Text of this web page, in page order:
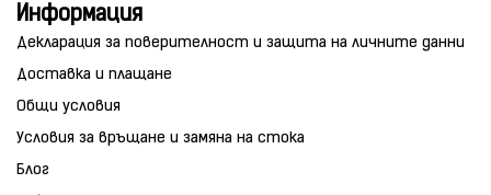
Информация
Декларация за поверителност и защита на личните данни
Доставка и плащане
Общи условия
Условия за връщане и замяна на стока
Блог